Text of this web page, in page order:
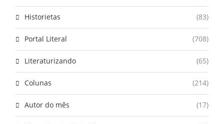
Historietas (83)
Portal Literal (708)
Literaturizando (65)
Colunas (214)
Autor do mês (17)